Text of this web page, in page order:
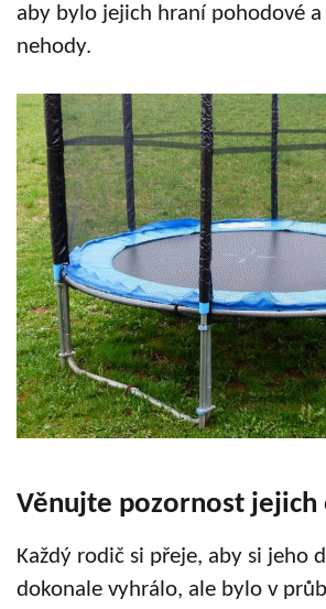
aby bylo jejich hraní pohodové a
nehody.
Věnujte pozornost jejich
Každý rodič si přeje, aby si jeho
dokonale vyhrálo, ale bylo v